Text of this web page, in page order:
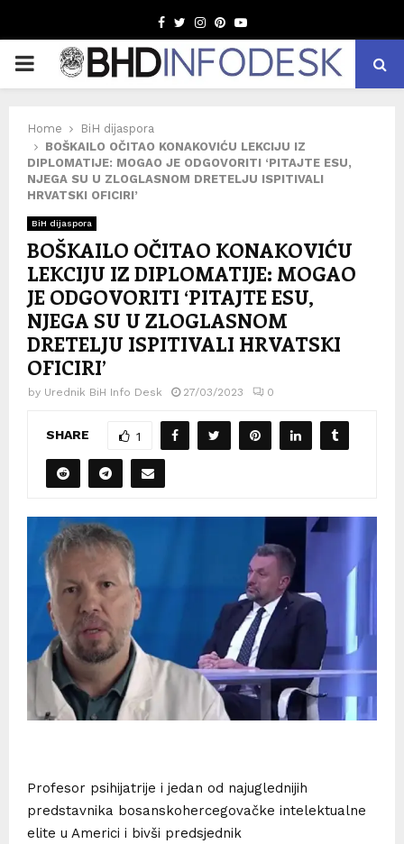
Facebook
TwitterInstagram
Pinterest
Youtube
PRIMARY
Home
BiH dijaspora
BOŠKAILO OČITAO KONAKOVIĆU LEKCIJU IZ
DIPLOMATIJE: MOGAO JE ODGOVORITI ‘PITAJTE ESU,
NJEGA SU U ZLOGLASNOM DRETELJU ISPITIVALI
HRVATSKI OFICIRI’
BiH dijaspora
BOŠKAILO OČITAO KONAKOVIĆU
LEKCIJU IZ DIPLOMATIJE: MOGAO
JE ODGOVORITI ‘PITAJTE ESU,
NJEGA SU U ZLOGLASNOM
DRETELJU ISPITIVALI HRVATSKI
OFICIRI’
by Urednik BiH Info Desk 27/03/2023 0
SHARE 1
Profesor psihijatrije i jedan od najuglednijih
predstavnika bosanskohercegovačke intelektualne
elite u Americi i bivši predsjednik